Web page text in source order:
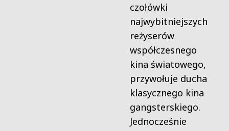
czołówki
najwybitniejszych
reżyserów
współczesnego
kina światowego,
przywołuje ducha
klasycznego kina
gangsterskiego.
Jednocześnie